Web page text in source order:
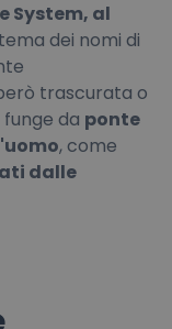
System, al
dei nomi di
trascurata o
funge da ponte
, come
dalle